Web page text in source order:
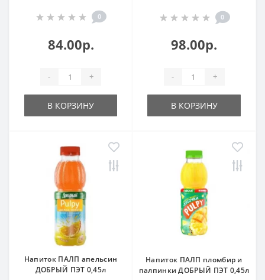
0
84.00р.
- +
В КОРЗИНУ
0
98.00р.
- +
В КОРЗИНУ
Напиток ПАЛП апельсин
ДОБРЫЙ ПЭТ 0,45л
Напиток ПАЛП пломбир и
палпинки ДОБРЫЙ ПЭТ 0,45л